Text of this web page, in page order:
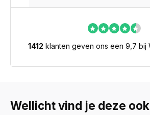
1412 klanten geven ons een 9,7 bij
Wellicht vind je deze